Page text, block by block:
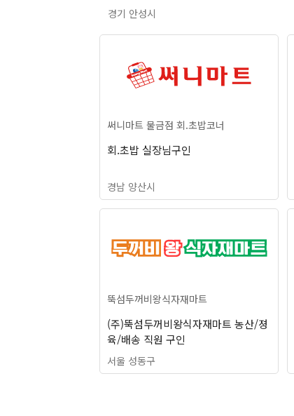
경기 안성시
써니마트 물금점 회.초밥코너
회.초밥 실장님구인
경남 양산시
뚝섬두꺼비왕식자재마트
(주)뚝섬두꺼비왕식자재마트 농산/졍
육/배송 직원 구인
서울 성동구